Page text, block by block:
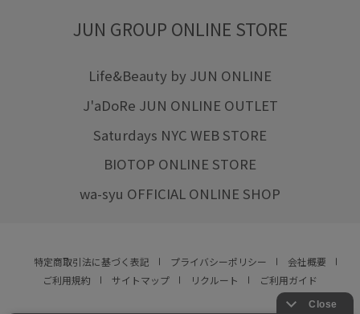
JUN GROUP ONLINE STORE
Life&Beauty by JUN ONLINE
J'aDoRe JUN ONLINE OUTLET
Saturdays NYC WEB STORE
BIOTOP ONLINE STORE
wa-syu OFFICIAL ONLINE SHOP
特定商取引法に基づく表記 プライバシーポリシー
会社概要
ご利用規約
サイトマップ リクルート ご利用ガイド